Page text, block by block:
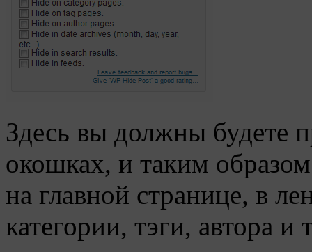
Здесь вы должны будете
окошках, и таким
на главной странице, в
категории, тэги, автора и